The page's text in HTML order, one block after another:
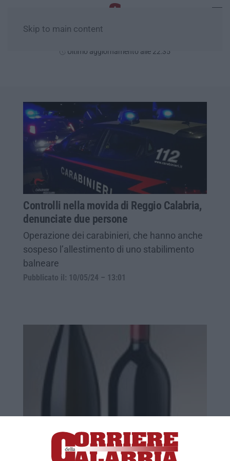
Skip to main content
Ultimo aggiornamento alle 22:35
Controlli nella movida di Reggio Calabria,
denunciate due persone
Operazione dei carabinieri, che hanno anche
sospeso l’allestimento di uno stabilimento
balneare
Pubblicato il: 10/05/24 – 13:01
anti-Covid – VIDEO
Giovanissimi affollano i lidi alla moda del